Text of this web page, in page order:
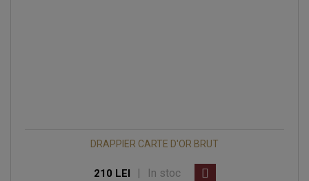
DRAPPIER CARTE D'OR BRUT
210 LEI In stoc